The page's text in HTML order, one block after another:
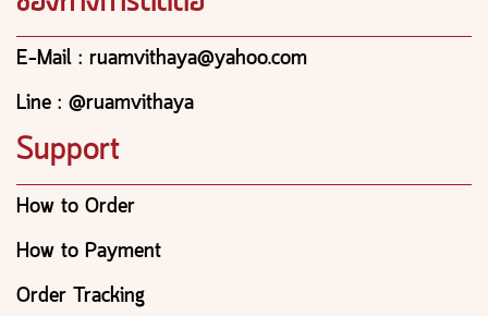
E-Mail : ruamvithaya@yahoo.com
Line : @ruamvithaya
Support
How to Order
How to Payment
Order Tracking